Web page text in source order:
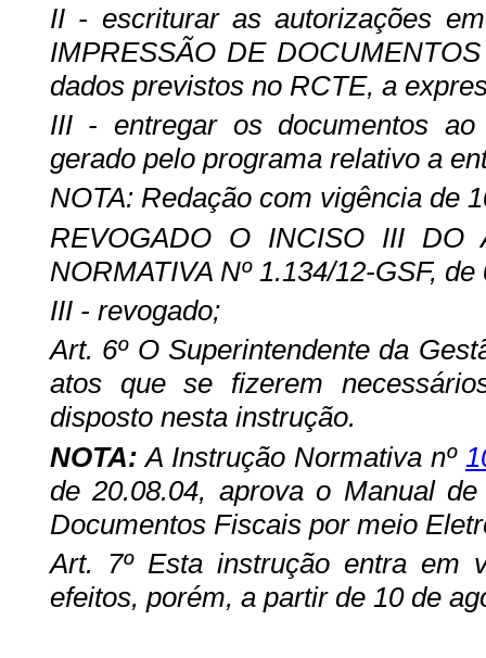
II - escriturar as autorizações
IMPRESSÃO DE
dados previstos no RCTE, a
III - entregar os documentos ao
gerado pelo programa relativo a
NOTA: Redação com vigência de
REVOGADO O INCISO III DO
NORMATIVA Nº 1.134/12-GSF,
III - revogado;
Art. 6ºO Superintendente da
atos que se fizerem
disposto nesta instrução.
NOTA: A Instrução Normativa nº
de 20.08.04, aprova o Manual
Documentos Fiscais por meio
Art. 7º Estainstrução entra em
efeitos, porém, a partir de 10 de